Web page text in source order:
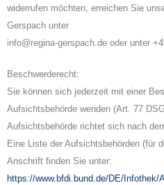
widerrufen möchten, erreichen Sie
Gerspach unter
info@regina-gerspach.de oder unter
Beschwerderecht:
Sie können sich jederzeit mit einer
Aufsichtsbehörde wenden (Art. 77
Aufsichtsbehörde richtet sich nach
Eine Liste der Aufsichtsbehörden (für
Anschrift finden Sie unter:
https://www.bfdi.bund.de/DE/